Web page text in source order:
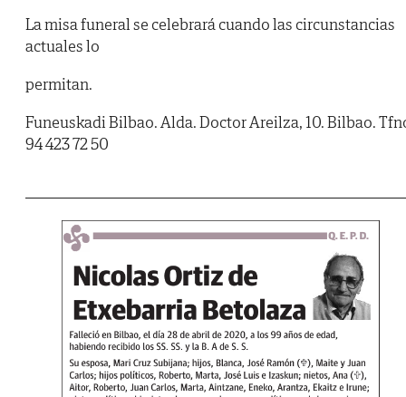
La misa funeral se celebrará cuando las circunstancias
actuales lo
permitan.
Funeuskadi Bilbao. Alda. Doctor Areilza, 10. Bilbao.
94 423 72 50